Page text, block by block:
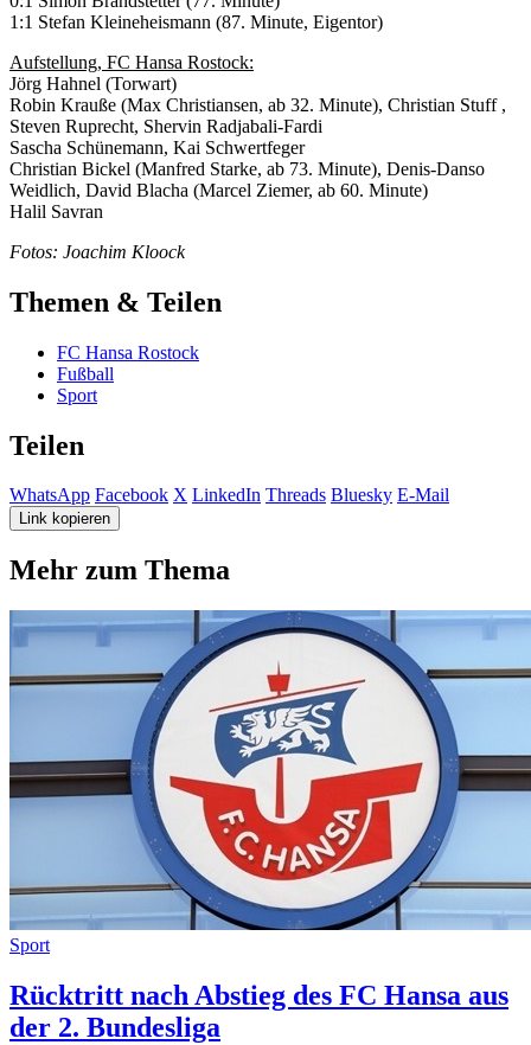
1:1 Stefan Kleineheismann (87. Minute, Eigentor)
Aufstellung, FC Hansa Rostock:
Jörg Hahnel (Torwart)
Robin Krauße (Max Christiansen, ab 32. Minute), Christian Stuff ,
Steven Ruprecht, Shervin Radjabali-Fardi
Sascha Schünemann, Kai Schwertfeger
Christian Bickel (Manfred Starke, ab 73. Minute), Denis-Danso
Weidlich, David Blacha (Marcel Ziemer, ab 60. Minute)
Halil Savran
Fotos: Joachim Kloock
Themen & Teilen
FC Hansa Rostock
Fußball
Sport
Teilen
WhatsApp Facebook X LinkedIn Threads Bluesky E-Mail
Link kopieren
Mehr zum Thema
Sport
Rücktritt nach Abstieg des FC Hansa aus
der 2. Bundesliga